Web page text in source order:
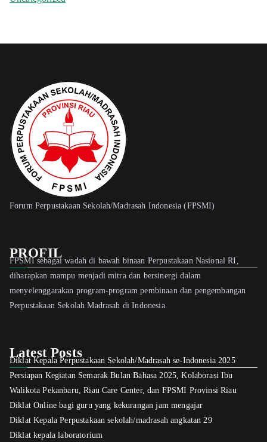
Forum Perpustakaan Sekolah/Madrasah Indonesia (FPSMI)
PROFIL
FPSMI sebagai wadah di bawah binaan Perpustakaan Nasional RI,
diharapkan mampu menjadi mitra dan bersinergi dalam
menyelenggarakan program-program pembinaan dan pengembangan
Perpustakaan Sekolah Madrasah di Indonesia.
Latest Posts
Diklat Kepala Perpustakaan Sekolah/Madrasah se-Indonesia 2025
Persiapan Kegiatan Semarak Bulan Bahasa 2025, Kolaborasi Ibu
Walikota Pekanbaru, Riau Care Center, dan FPSMI Provinsi Riau
Diklat Online bagi guru yang kekurangan jam mengajar
Diklat Kepala Perpustakaan sekolah/madrasah angkatan 29
Diklat kepala laboratorium